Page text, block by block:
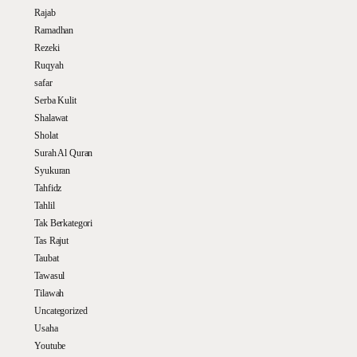
Rajab
Ramadhan
Rezeki
Ruqyah
safar
Serba Kulit
Shalawat
Sholat
Surah Al Quran
Syukuran
Tahfidz
Tahlil
Tak Berkategori
Tas Rajut
Taubat
Tawasul
Tilawah
Uncategorized
Usaha
Youtube